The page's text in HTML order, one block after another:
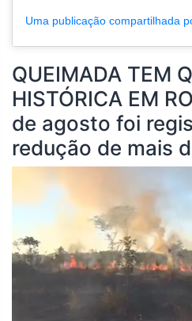
QUEIMADA TEM
HISTÓRICA EM
de agosto foi
redução de mais